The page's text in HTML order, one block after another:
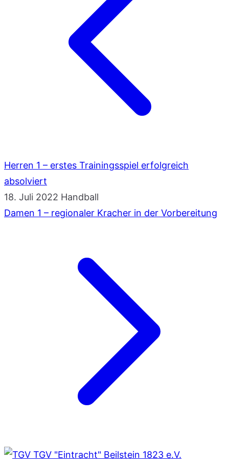
Herren 1 – erstes Trainingsspiel erfolgreich
absolviert
18. Juli 2022 Handball
Damen 1 – regionaler Kracher in der Vorbereitung
TGV "Eintracht" Beilstein 1823 e.V.